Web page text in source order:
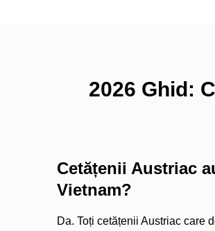
2026 Ghid:
Cetățenii Austriac
Vietnam?
Da. Toți cetățenii Austriac care